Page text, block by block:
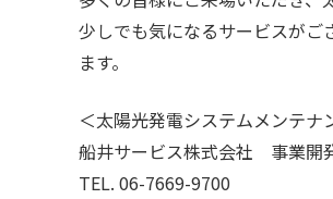
少しでも気になるサービスがご
ます。
＜太陽光発電システムメンテ
船井サービス株式会社 事業開
TEL. 06-7669-9700